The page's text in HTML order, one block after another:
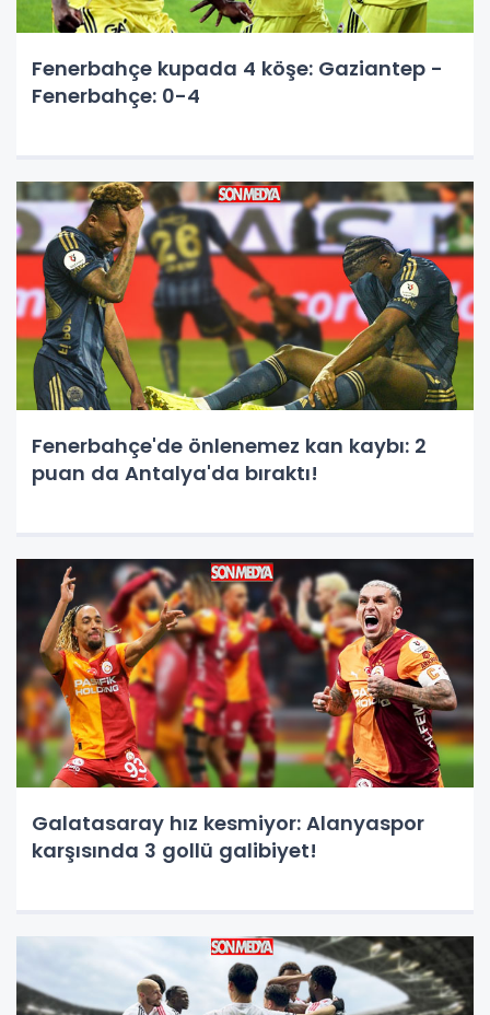
Fenerbahçe kupada 4 köşe: Gaziantep -
Fenerbahçe: 0-4
Fenerbahçe'de önlenemez kan kaybı: 2
puan da Antalya'da bıraktı!
Galatasaray hız kesmiyor: Alanyaspor
karşısında 3 gollü galibiyet!